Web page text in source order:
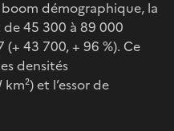
démographique, la
de 45 300 à 89 000
43 700, + 96 %). Ce
densités
et l’essor de